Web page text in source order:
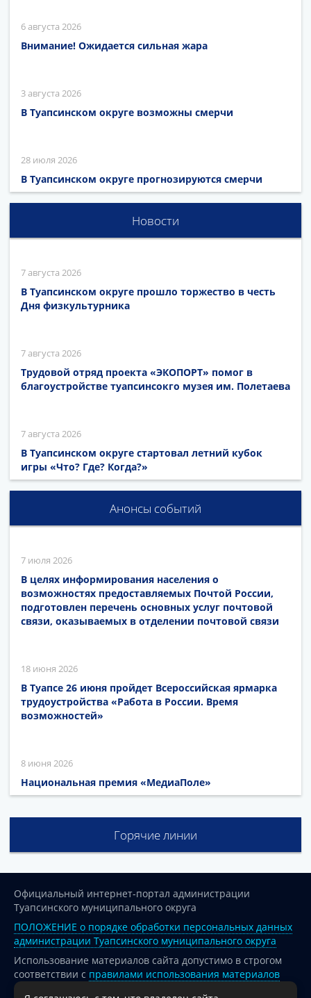
6 августа 2026
Внимание! Ожидается сильная жара
3 августа 2026
В Туапсинском округе возможны смерчи
28 июля 2026
В Туапсинском округе прогнозируются смерчи
Новости
7 августа 2026
В Туапсинском округе прошло торжество в честь
Дня физкультурника
7 августа 2026
Трудовой отряд проекта «ЭКОПОРТ» помог в
благоустройстве туапсинсокго музея им. Полетаева
7 августа 2026
В Туапсинском округе стартовал летний кубок
игры «Что? Где? Когда?»
Анонсы событий
7 июля 2026
В целях информирования населения о
возможностях предоставляемых Почтой России,
подготовлен перечень основных услуг почтовой
связи, оказываемых в отделении почтовой связи
18 июня 2026
В Туапсе 26 июня пройдет Всероссийская ярмарка
трудоустройства «Работа в России. Время
возможностей»
8 июня 2026
Национальная премия «МедиаПоле»
Горячие линии
Официальный интернет-портал администрации
Туапсинского муниципального округа
ПОЛОЖЕНИЕ о порядке обработки персональных данных
администрации Туапсинского муниципального округа
Использование материалов сайта допустимо в строгом
соответствии с правилами использования материалов
опубликованных на сайте